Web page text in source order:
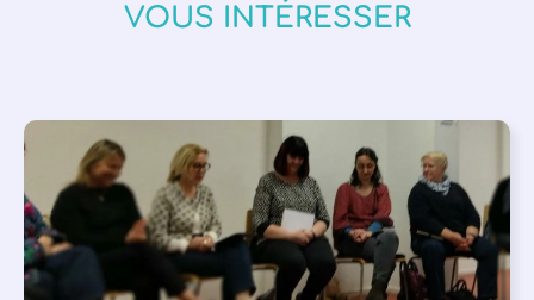
VOUS INTÉRESSER
APPEL À SOUTIEN , VIE DE L'ASSOCIATION